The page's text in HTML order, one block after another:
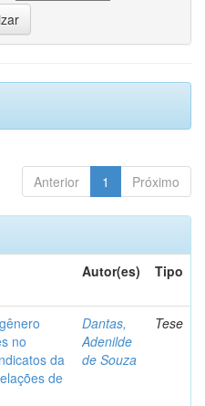
Anterior 1 Próximo
Autor(es) Tipo
no
da
de
Dantas,
Adenilde
de Souza
Tese